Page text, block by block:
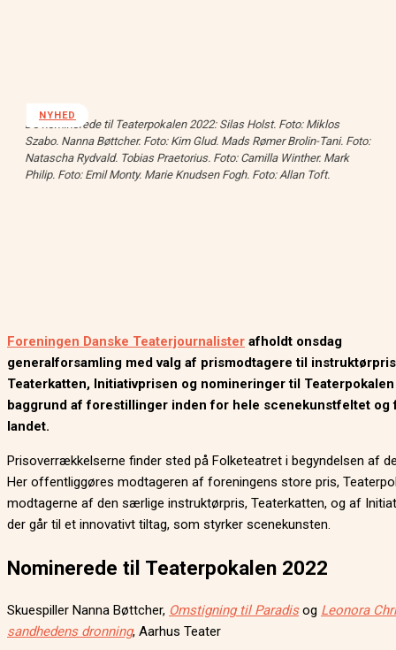
NYHED
De nominerede til Teaterpokalen 2022: Silas Holst. Foto: Miklos
Szabo. Nanna Bøttcher. Foto: Kim Glud. Mads Rømer Brolin-Tani. Foto:
Natascha Rydvald. Tobias Praetorius. Foto: Camilla Winther. Mark
Philip. Foto: Emil Monty. Marie Knudsen Fogh. Foto: Allan Toft.
Foreningen Danske Teaterjournalister afholdt onsdag
generalforsamling med valg af prismodtagere til
Teaterkatten, Initiativprisen og nomineringer til
baggrund af forestillinger inden for hele scenekunstfeltet og
landet.
Prisoverrækkelserne finder sted på Folketeatret i begyndelsen af
Her offentliggøres modtageren af foreningens store pris,
modtagerne af den særlige instruktørpris, Teaterkatten, og af
der går til et innovativt tiltag, som styrker scenekunsten.
Nominerede til Teaterpokalen 2022
Skuespiller Nanna Bøttcher, Omstigning til Paradisog Leonora
sandhedens dronning, Aarhus Teater